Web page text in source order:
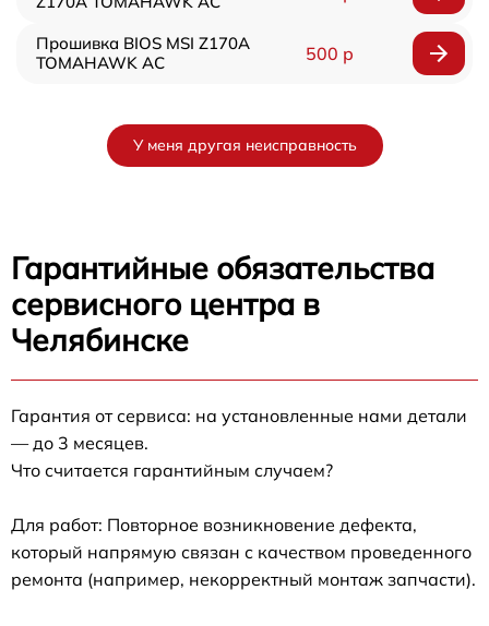
Прошивка BIOS MSI Z170A
TOMAHAWK AC
500 р
У меня другая неисправность
Гарантийные обязательства
сервисного центра в
Челябинске
Гарантия от сервиса: на установленные нами детали
— до 3 месяцев.
Что считается гарантийным случаем?
Для работ: Повторное возникновение дефекта,
который напрямую связан с качеством проведенного
ремонта (например, некорректный монтаж запчасти).